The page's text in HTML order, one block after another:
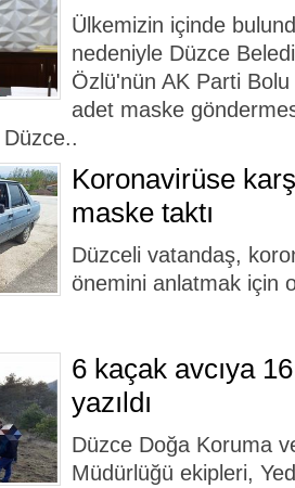
Ülkemizin içinde
nedeniyle Düzce
Özlü'nün AK Parti Bolu
adet maske
Düzce..
Koronavirüse
maske taktı
Düzceli vatandaş,
önemini anlatmak için
6 kaçak avcıya
yazıldı
Düzce Doğa Koruma
Müdürlüğü ekipleri,